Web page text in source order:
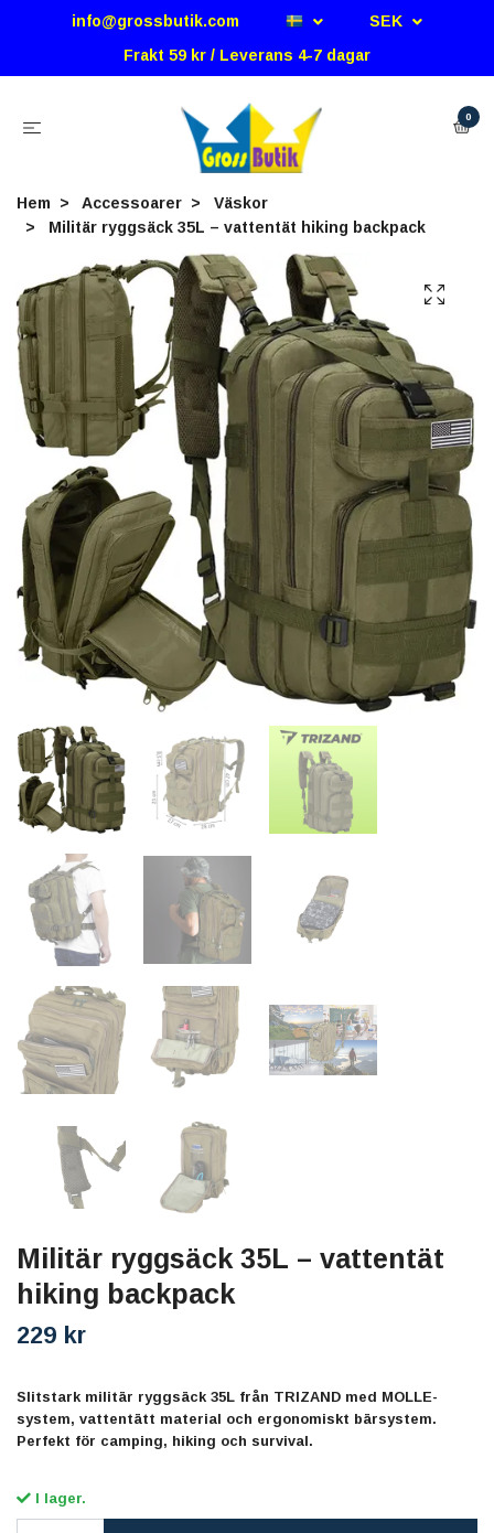
info@grossbutik.com
SEK
Frakt 59 kr / Leverans 4-7 dagar
0
Hem Accessoarer
Väskor
Militär ryggsäck 35L – vattentät hiking backpack
Militär ryggsäck 35L – vattentät
hiking backpack
229 kr
Slitstark militär ryggsäck 35L från TRIZAND med MOLLE-
system, vattentätt material och ergonomiskt bärsystem.
Perfekt för camping, hiking och survival.
I lager.